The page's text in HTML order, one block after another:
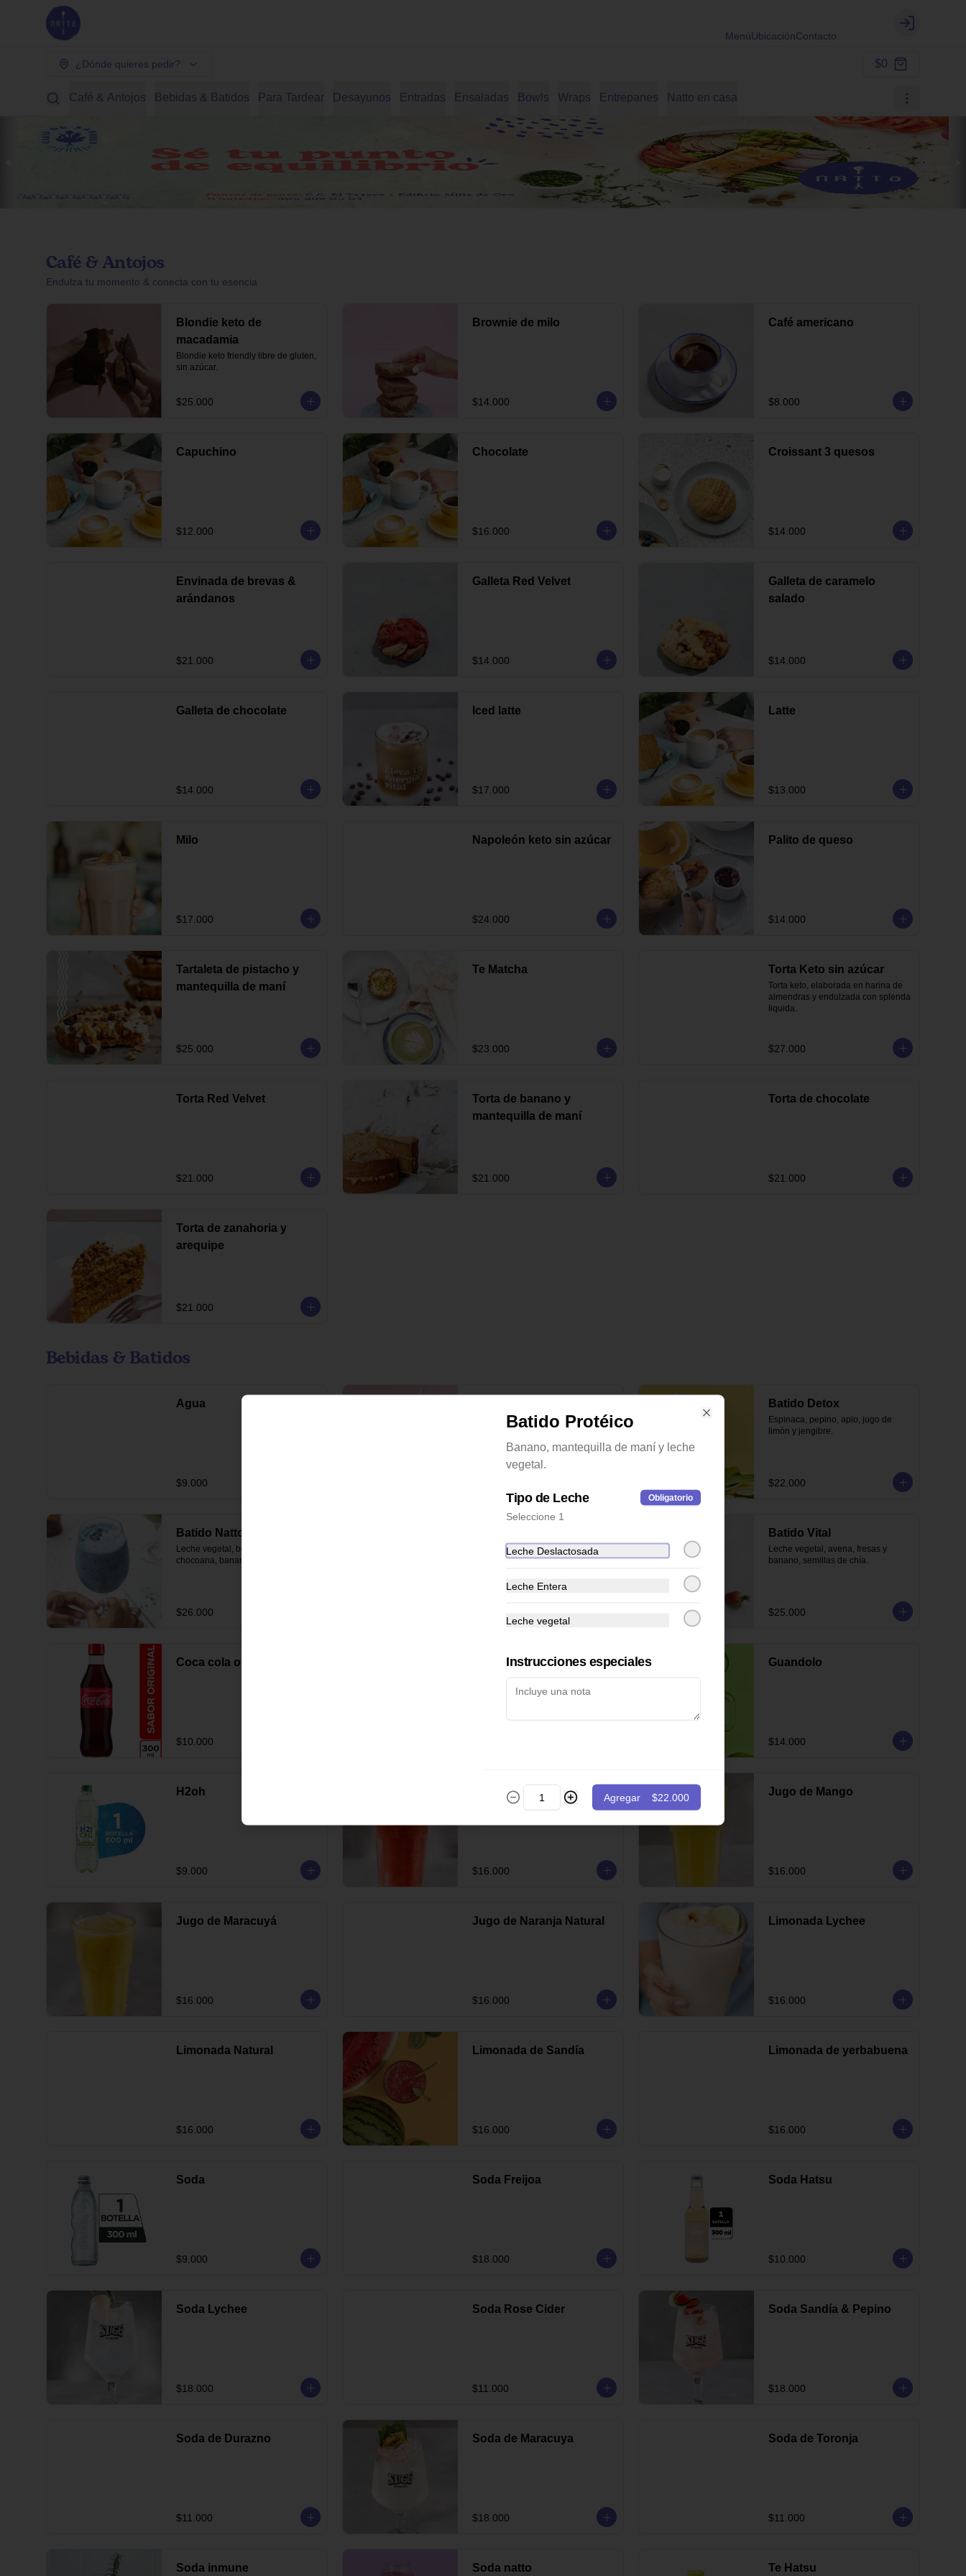
MenúUbicaciónContacto
Login
¿Dónde quieres pedir? $0
Café & Antojos Bebidas & Batidos Para Tardear Desayunos Entradas Ensaladas Bowls Wraps Entrepanes Natto en casa
Café & Antojos
Endulza tu momento & conecta con tu esencia
Blondie keto de
macadamia
Blondie keto friendly libre de gluten,
sin azúcar.
$25.000
Brownie de milo
$14.000
Café americano
$8.000
Capuchino
$12.000
Chocolate
$16.000
Croissant 3 quesos
$14.000
Envinada de brevas &
arándanos
$21.000
Galleta Red Velvet
$14.000
Galleta de caramelo
salado
$14.000
Galleta de chocolate
$14.000
Iced latte
$17.000
Latte
$13.000
Milo
$17.000
Napoleón keto sin azúcar
$24.000
Palito de queso
$14.000
Tartaleta de pistacho y
mantequilla de maní
$25.000
Te Matcha
$23.000
Torta Keto sin azúcar
Torta keto, elaborada en harina de
almendras y endulzada con splenda
liquida.
$27.000
Torta Red Velvet
$21.000
Torta de banano y
mantequilla de maní
$21.000
Torta de chocolate
$21.000
Torta de zanahoria y
arequipe
$21.000
Bebidas & Batidos
Agua
$9.000
Zumo de naranja, remolacha y
Batido Detox
Espinaca, pepino, apio, jugo de
limón y jengibre.
$22.000
Batido Natto
Leche vegetal, buddhi blue, vainilla
chocoana, banano y arándanos.
$26.000
Banano, mantequilla de maní y
leche vegetal.
Batido Vital
Leche vegetal, avena, fresas y
banano, semillas de chía.
$25.000
Coca cola original
$10.000
Coca cola sin azúcar Guandolo
$14.000
H2oh
$9.000
Jugo de Fresa
$16.000
Jugo de Mango
$16.000
Jugo de Maracuyá
$16.000
Jugo de Naranja Natural
$16.000
Limonada Lychee
$16.000
Limonada Natural
$16.000
Limonada de Sandía
$16.000
Limonada de yerbabuena
$16.000
Soda
$9.000
Soda Freijoa
$18.000
Soda Hatsu
$10.000
Soda Lychee
$18.000
Soda Rose Cider
$11.000
Soda Sandía & Pepino
$18.000
Soda de Durazno
$11.000
Soda de Maracuya
$18.000
Soda de Toronja
$11.000
Soda inmune Soda natto Te Hatsu
Batido Protéico
Banano, mantequilla de maní y leche
vegetal.
Tipo de Leche Obligatorio
Seleccione 1
Leche Deslactosada
Leche Entera
Leche vegetal
Instrucciones especiales
Agregar $22.000